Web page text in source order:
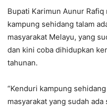
Bupati Karimun Aunur
kampung sehidang talam
masyarakat Melayu, yang
dan kini coba dihidupkan
tahunan.
“Kenduri kampung
masyarakat yang sudah